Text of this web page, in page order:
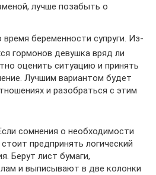
лучше позабыть о
беременности супруги. Из-
гормонов девушка вряд ли
оценить ситуацию и принять
Лучшим вариантом будет
и разобраться с этим
сомнения о необходимости
предпринять логический
Берут лист бумаги,
и выписывают в две колонки